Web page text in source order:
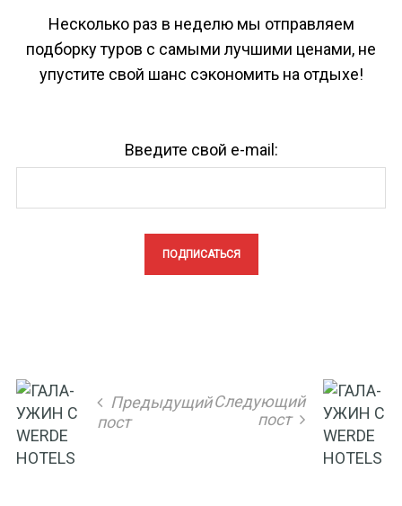
Несколько раз в неделю мы отправляем
подборку туров с самыми лучшими ценами, не
упустите свой шанс сэкономить на отдыхе!
Введите свой e-mail:
Предыдущий
пост
Следующий
пост